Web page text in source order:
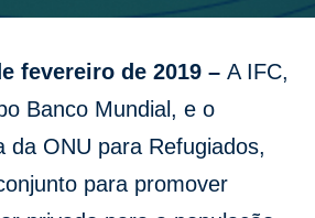
fevereiro de 2019 – A IFC,
Banco Mundial, e o
da ONU para Refugiados,
para promover